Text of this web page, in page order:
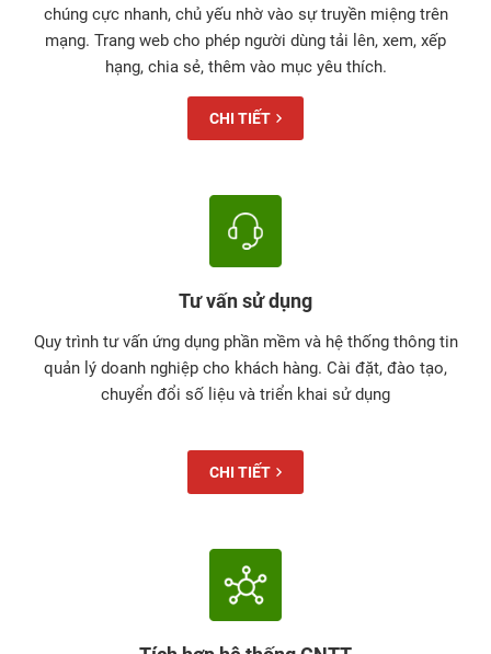
chúng cực nhanh, chủ yếu nhờ vào sự truyền miệng trên
mạng. Trang web cho phép người dùng tải lên, xem, xếp
hạng, chia sẻ, thêm vào mục yêu thích.
CHI TIẾT
Tư vấn sử dụng
Quy trình tư vấn ứng dụng phần mềm và hệ thống thông tin
quản lý doanh nghiệp cho khách hàng. Cài đặt, đào tạo,
chuyển đổi số liệu và triển khai sử dụng
CHI TIẾT